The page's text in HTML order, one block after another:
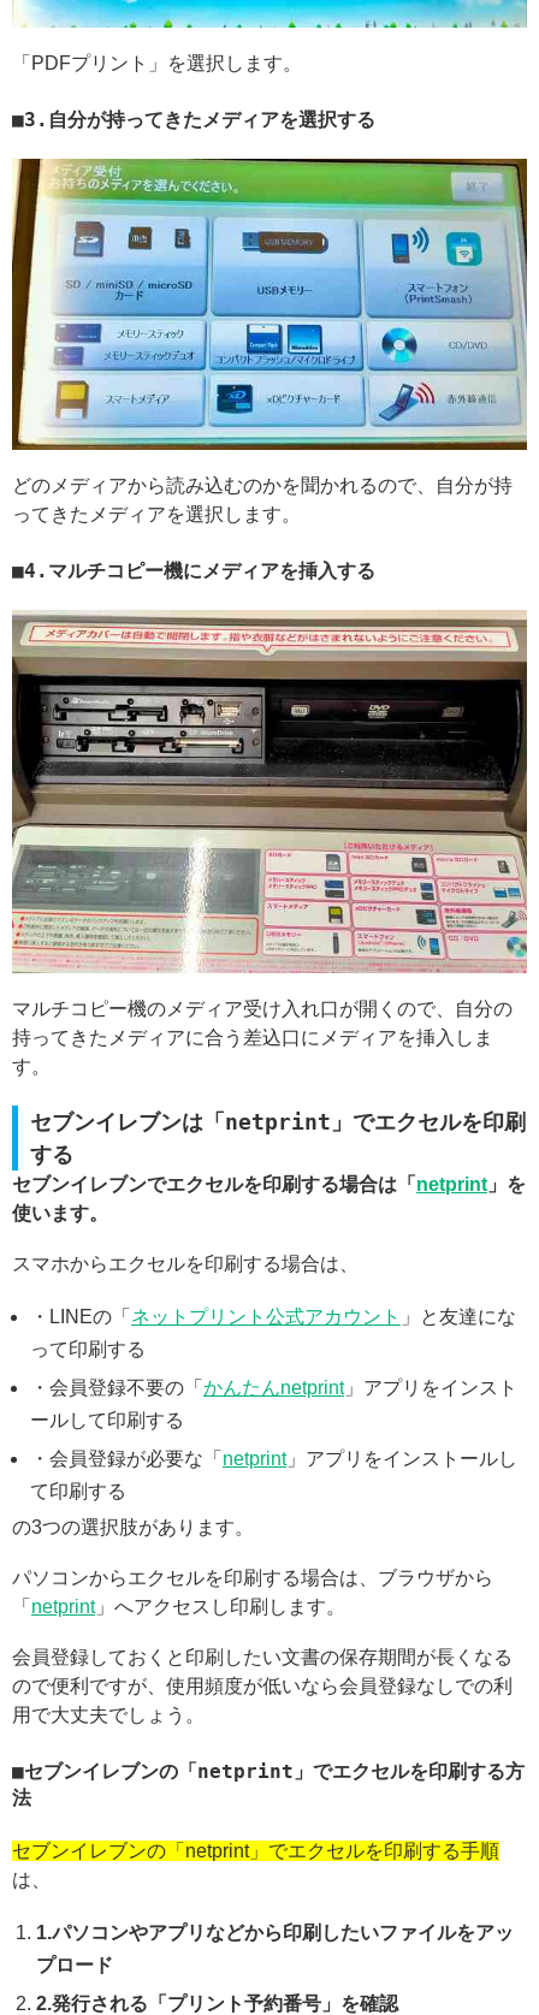
「PDFプリント」を選択します。
3.自分が持ってきたメディアを選択する
どのメディアから読み込むのかを聞かれるので、自分が持
ってきたメディアを選択します。
4.マルチコピー機にメディアを挿入する
マルチコピー機のメディア受け入れ口が開くので、自分の
持ってきたメディアに合う差込口にメディアを挿入しま
す。
セブンイレブンは「netprint」でエクセルを印刷
する
セブンイレブンでエクセルを印刷する場合は「 netprint 」を
使います。
スマホからエクセルを印刷する場合は、
・LINEの「 ネットプリント公式アカウント 」と友達にな
って印刷する
・会員登録不要の「 かんたんnetprint」アプリをインスト
ールして印刷する
・会員登録が必要な「 netprint」アプリをインストールし
て印刷する
の3つの選択肢があります。
パソコンからエクセルを印刷する場合は、ブラウザから
「 netprint」へアクセスし印刷します。
会員登録しておくと印刷したい文書の保存期間が長くなる
ので便利ですが、使用頻度が低いなら会員登録なしでの利
用で大丈夫でしょう。
セブンイレブンの「netprint」でエクセルを印刷する方
法
セブンイレブンの「netprint」でエクセルを印刷する手順
は、
1.パソコンやアプリなどから印刷したいファイルをアッ
プロード
2.発行される「プリント予約番号」を確認